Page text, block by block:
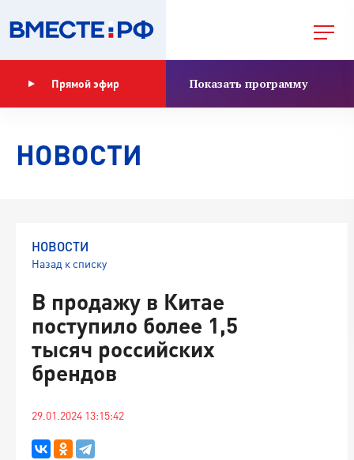
Прямой эфир Показать программу
НОВОСТИ
НОВОСТИ
Назад к списку
В продажу в Китае
поступило более 1,5
тысяч российских
брендов
29.01.2024 13:15:42